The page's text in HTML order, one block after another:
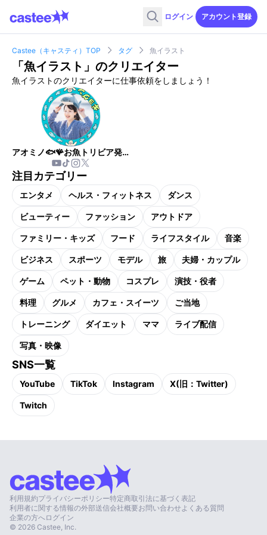
ログイン アカウント登録
Castee（キャスティ）TOP タグ 魚イラスト
「魚イラスト 」のクリエイター
魚イラストのクリエイターに仕事依頼をしましょう！
アオミノ🐟🪸お魚トリビア発信する人
注目カテゴリー
エンタメ ヘルス・フィットネス ダンス
ビューティー ファッション アウトドア
ファミリー・キッズ フード ライフスタイル 音楽
ビジネス スポーツ モデル 旅 夫婦・カップル
ゲーム ペット・動物 コスプレ 演技・役者
料理 グルメ カフェ・スイーツ ご当地
トレーニング ダイエット ママ ライブ配信
写真・映像
SNS一覧
YouTube TikTok Instagram X(旧：Twitter)
Twitch
利用規約プライバシーポリシー特定商取引法に基づく表記
利用者に関する情報の外部送信会社概要お問い合わせ よくある質問
企業の方へログイン
© 2026 Castee, Inc.